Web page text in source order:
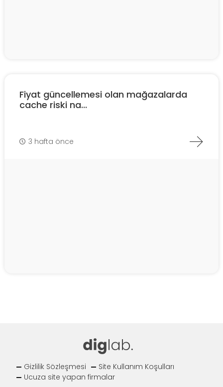
Fiyat güncellemesi olan mağazalarda
cache riski na...
3 hafta önce
Gizlilik Sözleşmesi
Site Kullanım Koşulları
Ucuza site yapan firmalar